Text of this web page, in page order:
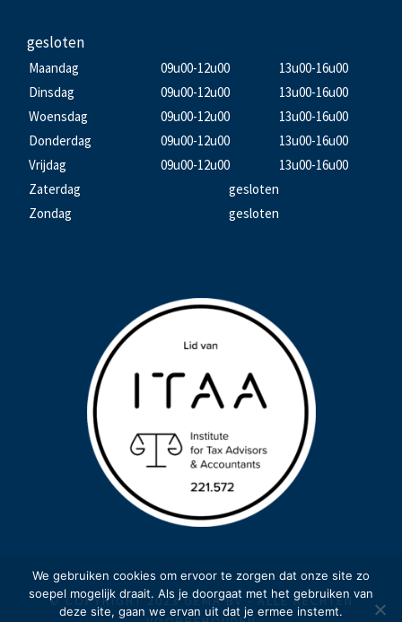
gesloten
Maandag 09u00-12u00
13u00-16u00
Dinsdag
09u00-12u00
13u00-16u00
Woensdag
09u00-12u00
13u00-16u00
Donderdag
09u00-12u00
13u00-16u00
Vrijdag
09u00-12u00
13u00-16u00
Zaterdag
gesloten
Zondag
gesloten
© COPYRIGHT 2023 GEMA BV - ALLE RECHTEN
We gebruiken cookies om ervoor te zorgen dat onze site zo
soepel mogelijk draait. Als je doorgaat met het gebruiken van
deze site, gaan we ervan uit dat je ermee instemt.